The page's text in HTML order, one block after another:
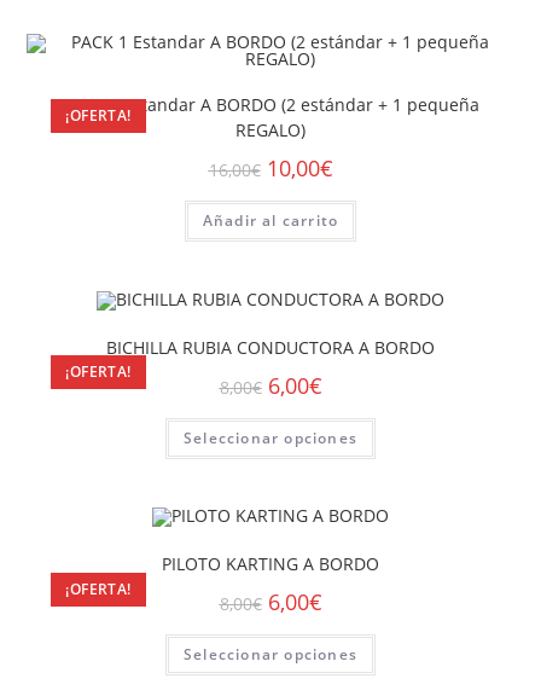
¡OFERTA!
PACK 1 Estandar A BORDO (2 estándar + 1 pequeña
REGALO)
16,00€ 10,00€
Añadir al carrito
¡OFERTA!
BICHILLA RUBIA CONDUCTORA A BORDO
8,00€ 6,00€
Seleccionar opciones
¡OFERTA!
PILOTO KARTING A BORDO
8,00€ 6,00€
Seleccionar opciones